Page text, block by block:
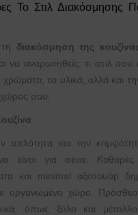
Το Στιλ Διακόσμησης
διακόσμηση της
να αναρωτηθείς: τι στιλ σου
χρώματα, τα υλικά, αλλά και
σου.
απλότητα και την
είναι για σένα. Καθαρές
και minimal αξεσουάρ
οργανωμένο χώρο. Πρόσθεσε
όπως ξύλο και